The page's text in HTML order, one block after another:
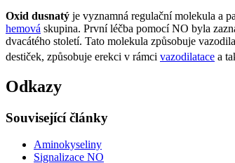
Oxid dusnatý je vyznamná regulační molekula a
hemová skupina. První léčba pomocí NO byla
dvacátého století. Tato molekula způsobuje
destiček, způsobuje erekci v rámci vazodilatace a
Odkazy
Související články
Aminokyseliny
Signalizace NO